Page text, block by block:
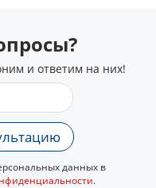
и ответим на них!
данных в
.